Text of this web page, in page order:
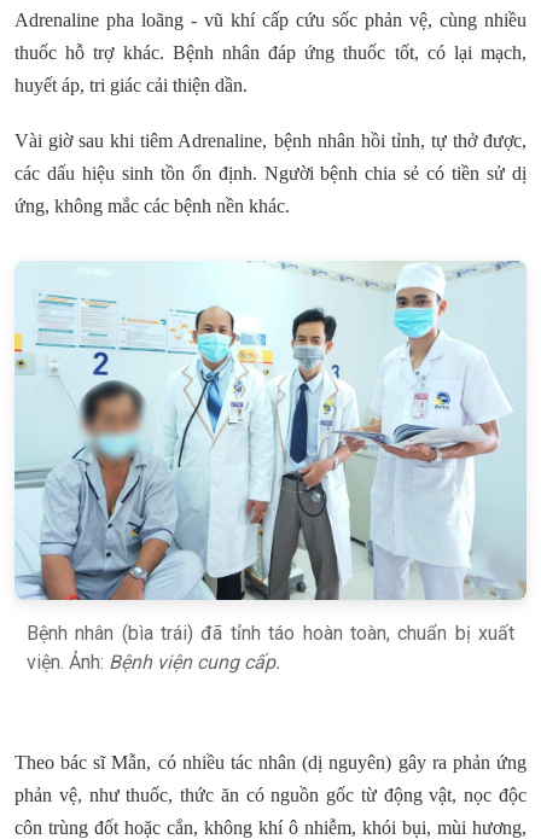
Adrenaline pha loãng - vũ khí cấp cứu sốc phản vệ, cùng nhiều
thuốc hỗ trợ khác. Bệnh nhân đáp ứng thuốc tốt, có lại mạch,
huyết áp, tri giác cải thiện dần.
Vài giờ sau khi tiêm Adrenaline, bệnh nhân hồi tỉnh, tự thở được,
các dấu hiệu sinh tồn ổn định. Người bệnh chia sẻ có tiền sử dị
ứng, không mắc các bệnh nền khác.
Bệnh nhân (bìa trái) đã tỉnh táo hoàn toàn, chuẩn bị xuất
viện. Ảnh: Bệnh viện cung cấp.
Theo bác sĩ Mẫn, có nhiều tác nhân (dị nguyên) gây ra phản ứng
phản vệ, như thuốc, thức ăn có nguồn gốc từ động vật, nọc độc
côn trùng đốt hoặc cắn, không khí ô nhiễm, khói bụi, mùi hương,